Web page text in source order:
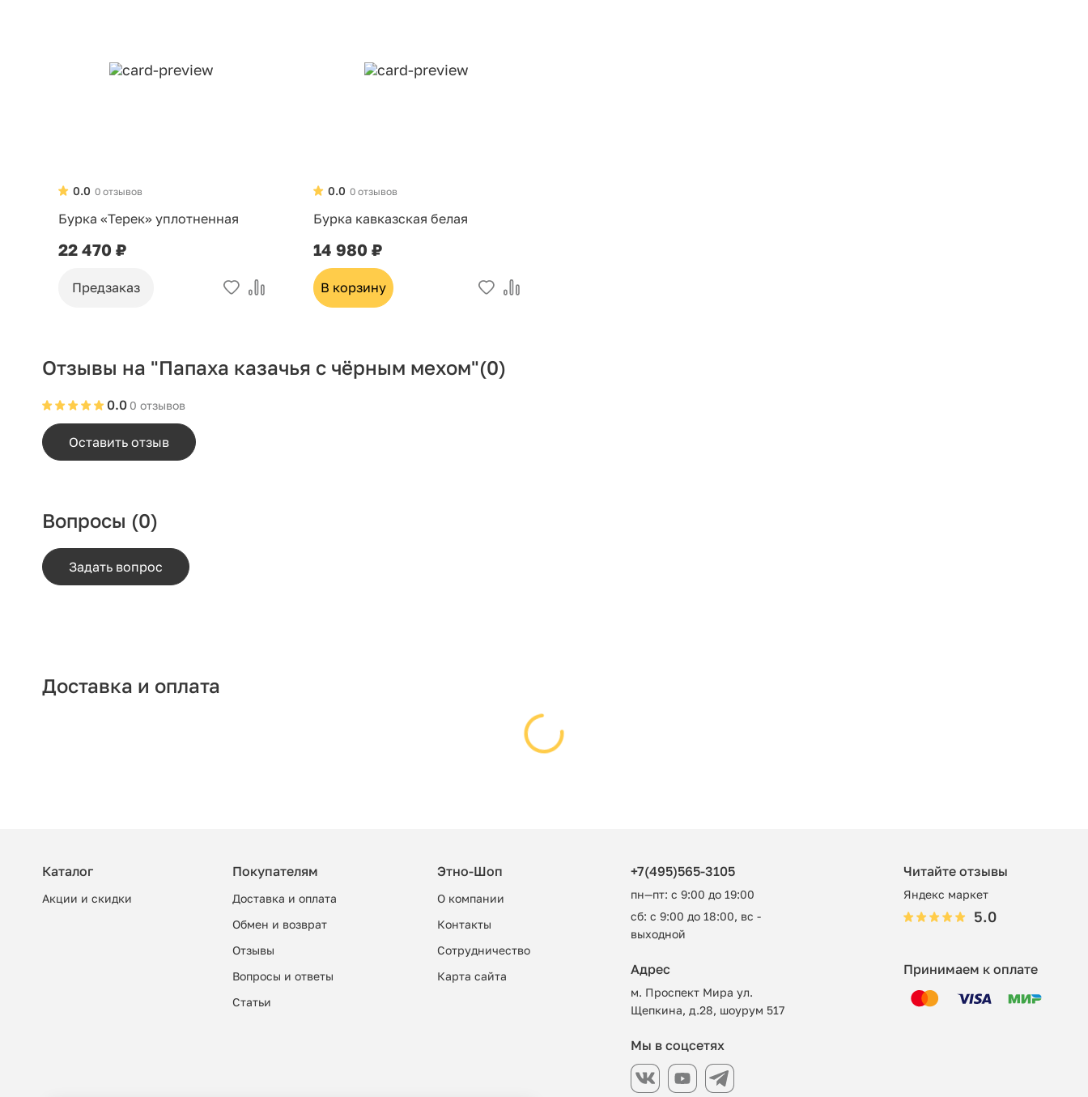
0 отзывов
0.0
Бурка «Терек» уплотненная
22 470 ₽
Предзаказ
0 отзывов
0.0
Бурка кавказская белая
14 980 ₽
В корзину
Отзывы на "Папаха казачья с чёрным мехом"(0)
0 отзывов
0.0
Оставить отзыв
Вопросы (0)
Задать вопрос
Доставка и оплата
Каталог
Акции и скидки
Покупателям
Доставка и оплата
Обмен и возврат
Отзывы
Вопросы и ответы
Cтатьи
Этно-Шоп
О компании
Контакты
Сотрудничество
Карта сайта
+7(495)565-3105
пн—пт: с 9:00 до 19:00
сб: с 9:00 до 18:00, вс -
выходной
Читайте отзывы
Яндекс маркет
5.0
Адрес
м. Проспект Мира ул.
Щепкина, д.28, шоурум 517
Принимаем к оплате
Мы в соцсетях